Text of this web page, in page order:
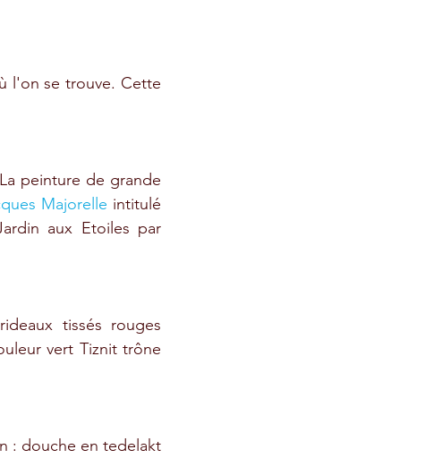
l'on se trouve. Cette
peinture de grande
Majorelle intitulé
aux Etoiles par
tissés rouges
vert Tiznit trône
: douche en tedelakt